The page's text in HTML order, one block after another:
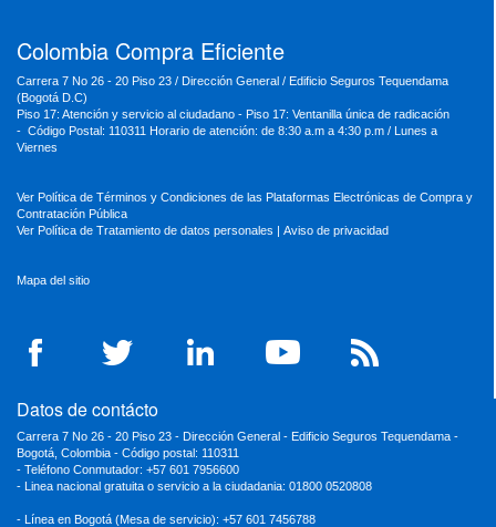
Colombia Compra Eficiente
Carrera 7 No 26 - 20 Piso 23 / Dirección General / Edificio Seguros Tequendama
(Bogotá D.C)
Piso 17: Atención y servicio al ciudadano - Piso 17: Ventanilla única de radicación
- Código Postal: 110311 Horario de atención: de 8:30 a.m a 4:30 p.m / Lunes a
Viernes
Ver Política de Términos y Condiciones de las Plataformas Electrónicas de Compra y
Contratación Pública
Ver Política de Tratamiento de datos personales | Aviso de privacidad
Mapa del sitio
Datos de contácto
Carrera 7 No 26 - 20 Piso 23 - Dirección General - Edificio Seguros Tequendama -
Bogotá, Colombia - Código postal: 110311
- Teléfono Conmutador: +57 601 7956600
- Linea nacional gratuita o servicio a la ciudadania: 01800 0520808
- Línea en Bogotá (Mesa de servicio): +57 601 7456788